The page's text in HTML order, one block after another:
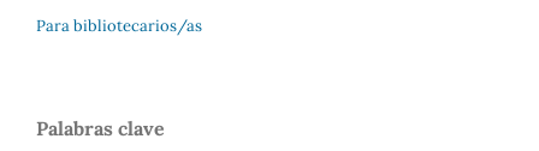
Para bibliotecarios/as
Palabras clave